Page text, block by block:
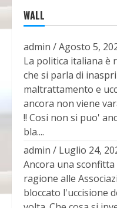
WALL
admin /Agosto 5,
La politica italiana è
che si parla di
maltrattamento e
ancora non viene
!! Cosi non si puo'
bla....
admin / Luglio 24,
Ancora una
ragione alle
bloccato l'uccisione